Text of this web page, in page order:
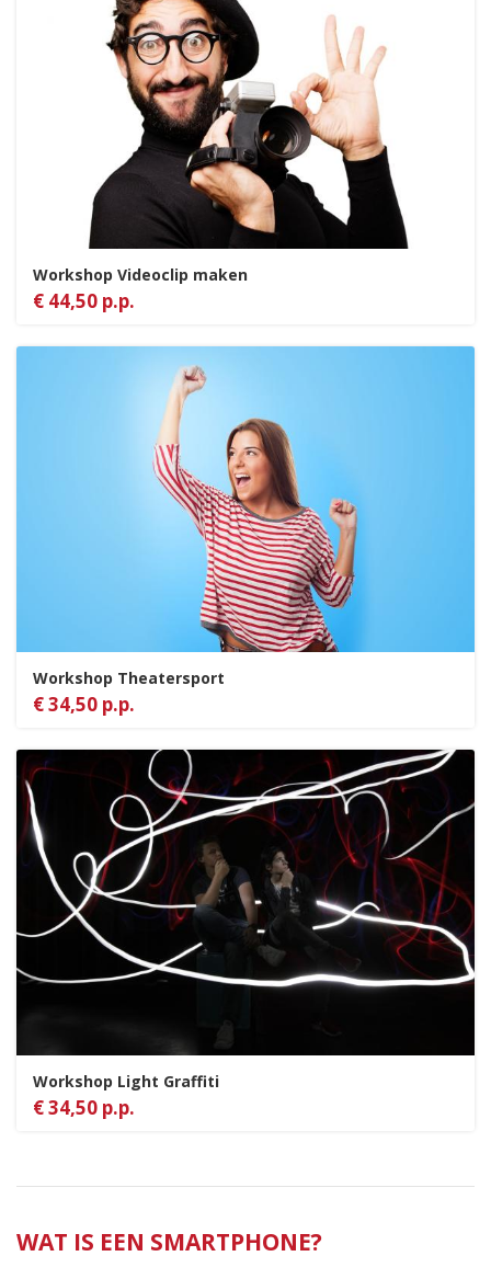
Workshop Videoclip maken
€ 44,50 p.p.
Workshop Theatersport
€ 34,50 p.p.
Workshop Light Graffiti
€ 34,50 p.p.
WAT IS EEN SMARTPHONE?